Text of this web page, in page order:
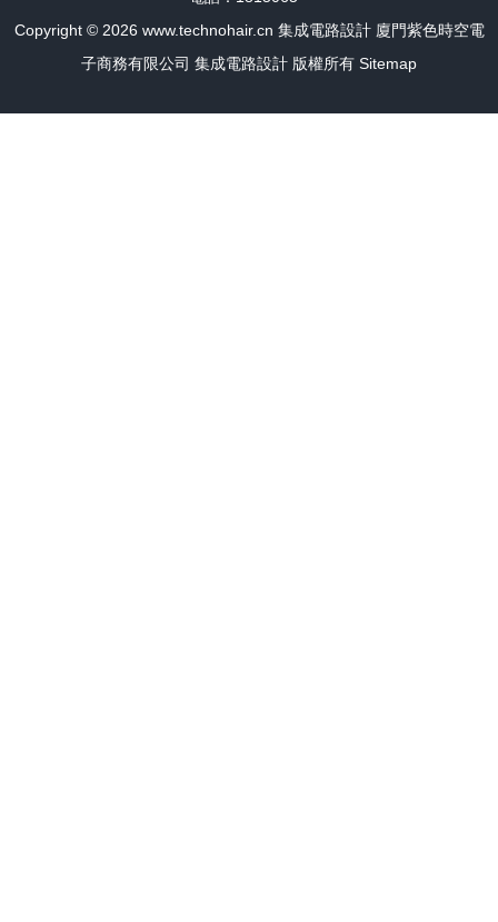
Copyright © 2026 www.technohair.cn 集成電路設計 廈門紫色時空電
子商務有限公司 集成電路設計 版權所有 Sitemap